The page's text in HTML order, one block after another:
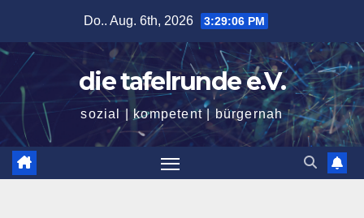
springen
Do.. Aug. 6th, 2026 3:29:08 PM
die tafelrunde e.V.
sozial | kompetent | bürgernah